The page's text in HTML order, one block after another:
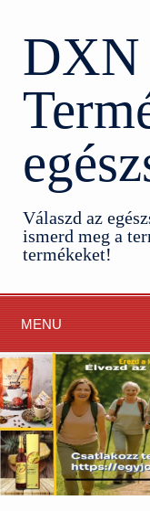
DXN
Válaszd az
ismerd meg a
termékeket!
MENU